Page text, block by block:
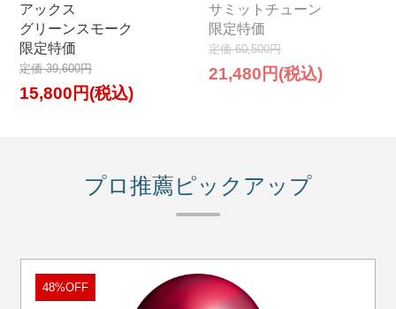
アックス
グリーンスモーク
限定特価
定価 39,600円
15,800円(税込)
サミットチューン
限定特価
定価 60,500円
21,480円(税込)
プロ推薦ピックアップ
48%OFF